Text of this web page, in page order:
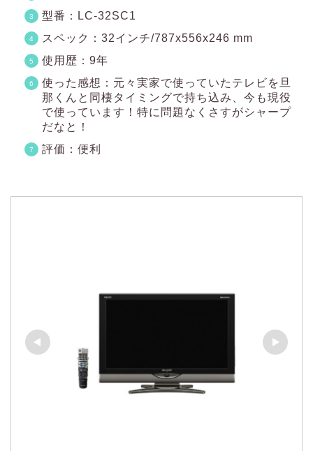
型番：LC-32SC1
スペック：32インチ/787x556x246 mm
使用歴：9年
使った感想：元々実家で使っていたテレビを旦
那くんと同棲タイミングで持ち込み、今も現役
で使っています！特に問題なくさすがシャープ
だなと！
評価：便利